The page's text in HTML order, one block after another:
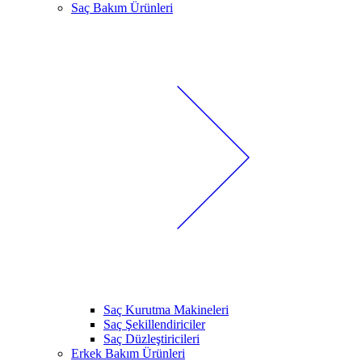
Saç Bakım Ürünleri
Saç Kurutma Makineleri
Saç Şekillendiriciler
Saç Düzleştiricileri
Erkek Bakım Ürünleri